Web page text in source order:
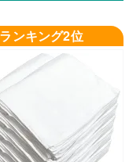
ランキング2位